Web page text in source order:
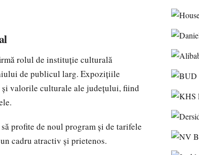
rolul de instituție culturală
de publicul larg. Expozițiile
valorile culturale ale județului, fiind
profite de noul program și de tarifele
cadru atractiv și prietenos.